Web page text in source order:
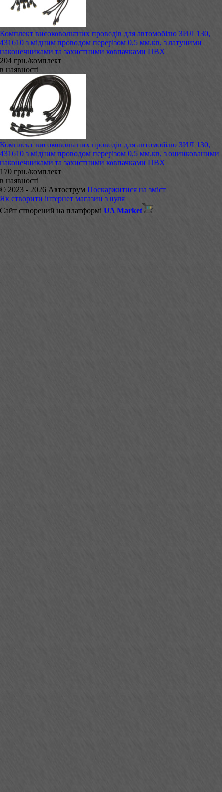
Комплект високовольтних проводів для автомобілю ЗИЛ 130,
431610 з мідним проводом перерізом 0,5 мм.кв, з латуними
наконечниками та захистними ковпачками ПВХ
204 грн./комплект
в наявності
Комплект високовольтних проводів для автомобілю ЗИЛ 130,
431610 з мідним проводом перерізом 0,5 мм.кв, з оцинкованими
наконечниками та захистними ковпачками ПВХ
170 грн./комплект
в наявності
© 2023 - 2026 Автострум Поскаржитися на зміст
Як створити інтернет магазин з нуля
Сайт створений на платформі UA Market